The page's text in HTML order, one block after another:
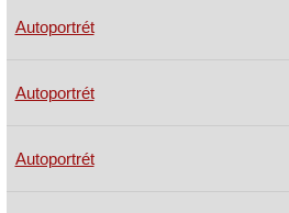
Autoportrét
Autoportrét
Autoportrét